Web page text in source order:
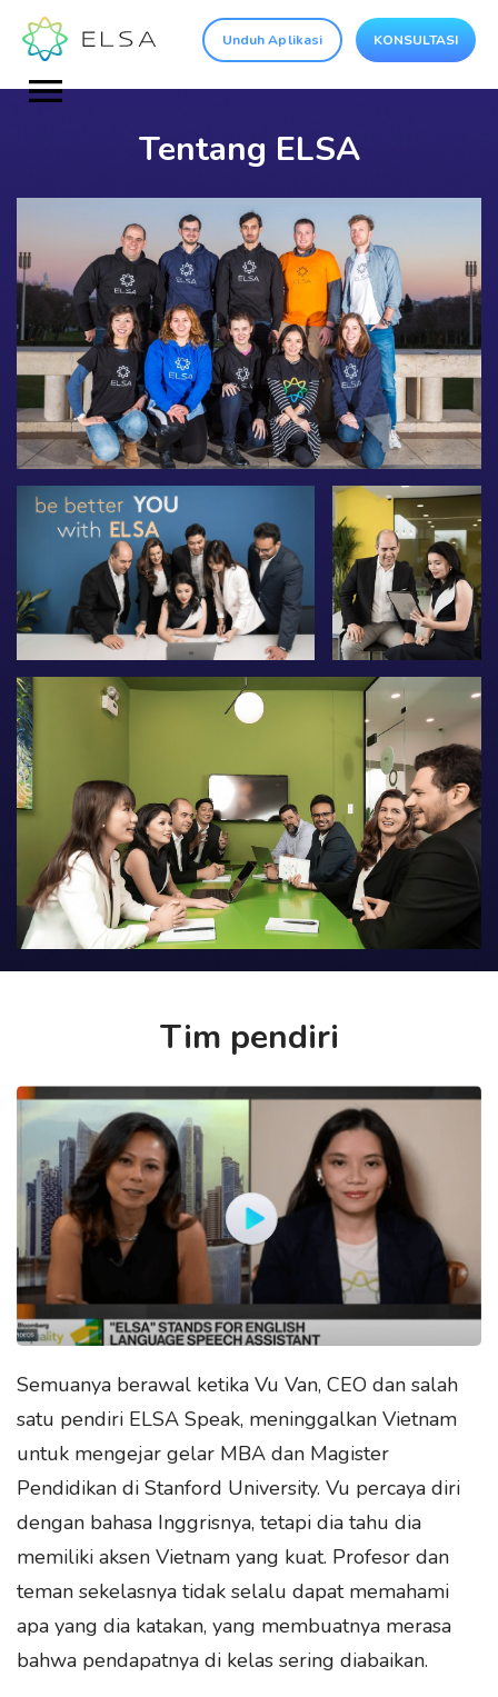
Unduh Aplikasi KONSULTASI
Tentang ELSA
Tim pendiri
Semuanya berawal ketika Vu Van, CEO dan salah
satu pendiri ELSA Speak, meninggalkan Vietnam
untuk mengejar gelar MBA dan Magister
Pendidikan di Stanford University. Vu percaya diri
dengan bahasa Inggrisnya, tetapi dia tahu dia
memiliki aksen Vietnam yang kuat. Profesor dan
teman sekelasnya tidak selalu dapat memahami
apa yang dia katakan, yang membuatnya merasa
bahwa pendapatnya di kelas sering diabaikan.